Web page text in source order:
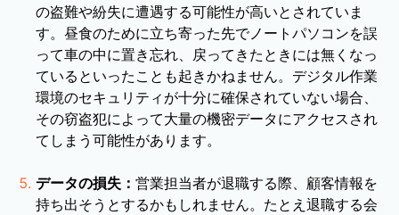
の盗難や紛失に遭遇する可能性が高いとされていま
す。昼食のために立ち寄った先でノートパソコンを誤
って車の中に置き忘れ、戻ってきたときには無くなっ
ているといったことも起きかねません。デジタル作業
環境のセキュリティが十分に確保されていない場合、
その窃盗犯によって大量の機密データにアクセスされ
てしまう可能性があります。
データの損失： 営業担当者が退職する際、顧客情報を
持ち出そうとするかもしれません。たとえ退職する会